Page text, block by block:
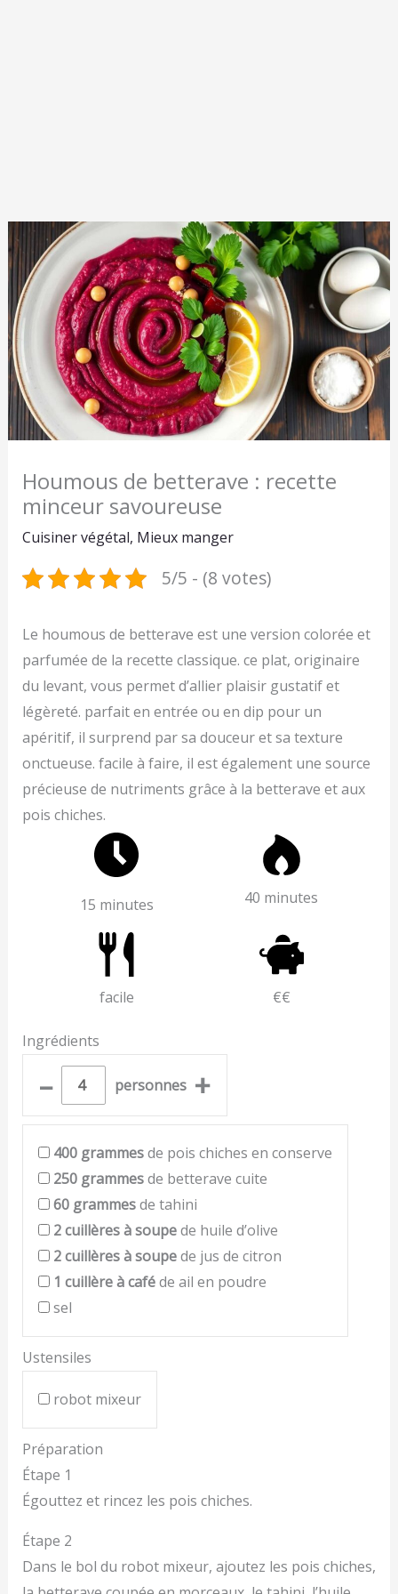
Houmous de betterave : recette
minceur savoureuse
Cuisiner végétal, Mieux manger
5/5 - (8 votes)
Le houmous de betterave est une version colorée et
parfumée de la recette classique. ce plat, originaire
du levant, vous permet d’allier plaisir gustatif et
légèreté. parfait en entrée ou en dip pour un
apéritif, il surprend par sa douceur et sa texture
onctueuse. facile à faire, il est également une source
précieuse de nutriments grâce à la betterave et aux
pois chiches.
15 minutes 40 minutes
facile €€
Ingrédients
– personnes +
400 grammesde pois chiches en conserve
250 grammesde betterave cuite
60 grammesde tahini
2cuillères à soupede huile d’olive
2cuillères à soupede jus de citron
1 cuillère à caféde ail en poudre
sel
Ustensiles
robot mixeur
Préparation
Étape 1
Égouttez et rincez les pois chiches.
Étape 2
Dans le bol du robot mixeur, ajoutez les pois chiches,